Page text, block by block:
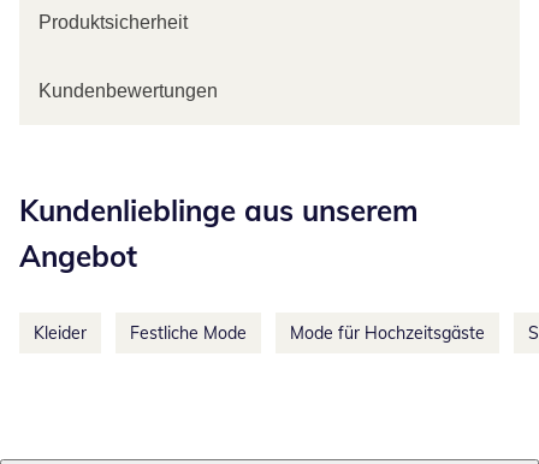
Produktsicherheit
Kundenbewertungen
Kundenlieblinge aus unserem
Angebot
Kleider Festliche Mode Mode für Hochzeitsgäste